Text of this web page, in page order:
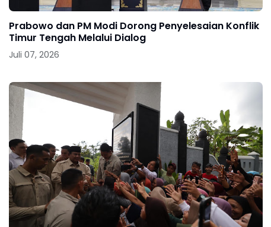
Prabowo dan PM Modi Dorong Penyelesaian Konflik
Timur Tengah Melalui Dialog
Juli 07, 2026